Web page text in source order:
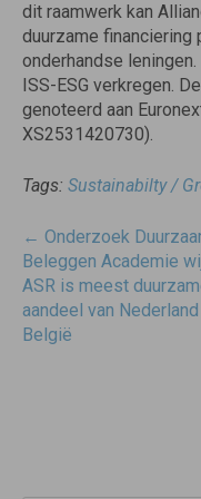
dit raamwerk kan
duurzame financiering
onderhandse
ISS-ESG verkregen.
genoteerd aan
XS2531420730).
Tags: Sustainabilty /
Post
navigatie
← Onderzoek
Beleggen Academie
ASR is meest
aandeel van
België